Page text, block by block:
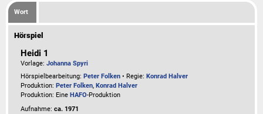
Wort
Hörspiel
Heidi 1
Vorlage:Johanna Spyri
Hörspielbearbeitung:Peter Folken • Regie:Konrad Halver
Produktion:Peter Folken,Konrad Halver
Produktion: EineHAFO-Produktion
Aufnahme:ca. 1971